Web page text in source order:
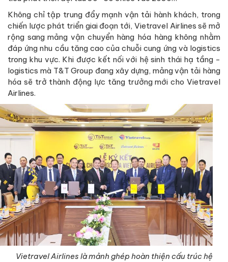
Không chỉ tập trung đẩy mạnh vận tải hành khách, trong
chiến lược phát triển giai đoạn tới, Vietravel Airlines sẽ mở
rộng sang mảng vận chuyển hàng hóa hàng không nhằm
đáp ứng nhu cầu tăng cao của chuỗi cung ứng và logistics
trong khu vực. Khi được kết nối với hệ sinh thái hạ tầng -
logistics mà T&T Group đang xây dựng, mảng vận tải hàng
hóa sẽ trở thành động lực tăng trưởng mới cho Vietravel
Airlines.
Vietravel Airlines là mảnh ghép hoàn thiện cấu trúc hệ